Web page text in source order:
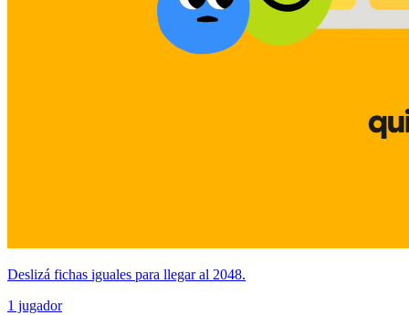
Deslizá fichas iguales para llegar al 2048.
1 jugador